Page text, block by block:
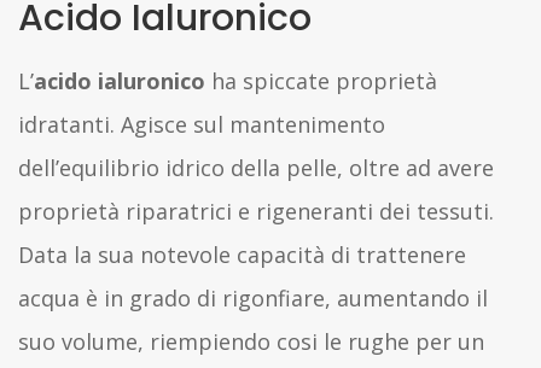
Acido Ialuronico
L’acido ialuronico ha spiccate proprietà
idratanti. Agisce sul mantenimento
dell’equilibrio idrico della pelle, oltre ad avere
proprietà riparatrici e rigeneranti dei tessuti.
Data la sua notevole capacità di trattenere
acqua è in grado di rigonfiare, aumentando il
suo volume, riempiendo cosi le rughe per un